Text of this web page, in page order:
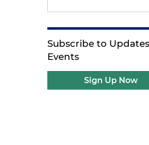
Subscribe to
Events
Sign Up Now